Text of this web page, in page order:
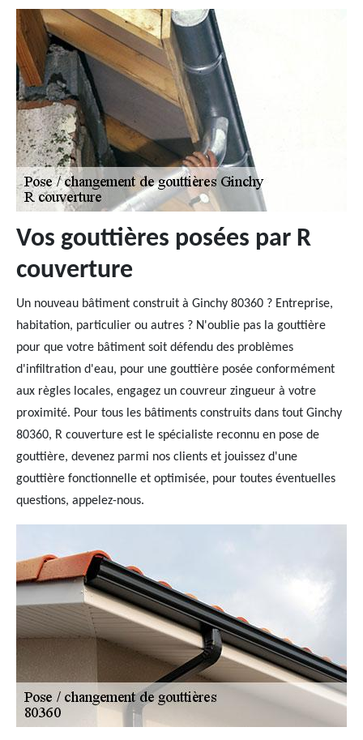
Vos gouttières posées par R
couverture
Un nouveau bâtiment construit à Ginchy 80360 ? Entreprise,
habitation, particulier ou autres ? N'oublie pas la gouttière
pour que votre bâtiment soit défendu des problèmes
d'infiltration d'eau, pour une gouttière posée conformément
aux règles locales, engagez un couvreur zingueur à votre
proximité. Pour tous les bâtiments construits dans tout Ginchy
80360, R couverture est le spécialiste reconnu en pose de
gouttière, devenez parmi nos clients et jouissez d'une
gouttière fonctionnelle et optimisée, pour toutes éventuelles
questions, appelez-nous.